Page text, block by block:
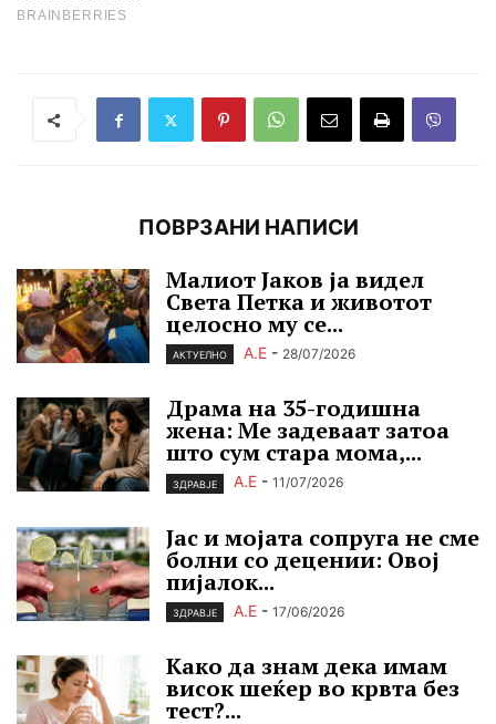
ПОВРЗАНИ НАПИСИ
Малиот Јаков ја видел
Света Петка и животот
целосно му се...
АКТУЕЛНО А.Е - 28/07/2026
Драма на 35-годишна
жена: Ме задеваат затоа
што сум стара мома,...
ЗДРАВЈЕ А.Е - 11/07/2026
Јас и мојата сопруга не сме
болни со децении: Овој
пијалок...
ЗДРАВЈЕ А.Е - 17/06/2026
Како да знам дека имам
висок шеќер во крвта без
тест?...